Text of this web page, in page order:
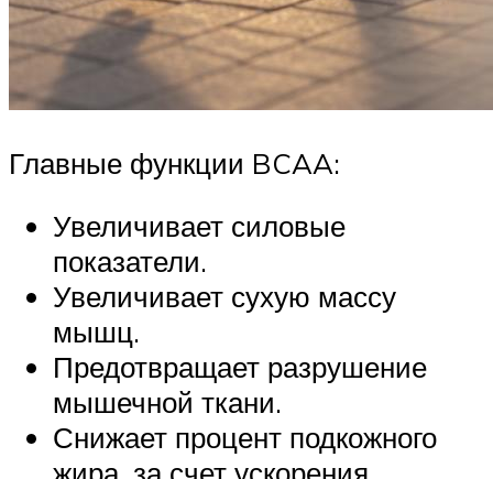
Главные функции BCAA:
Увеличивает силовые
показатели.
Увеличивает сухую массу
мышц.
Предотвращает разрушение
мышечной ткани.
Снижает процент подкожного